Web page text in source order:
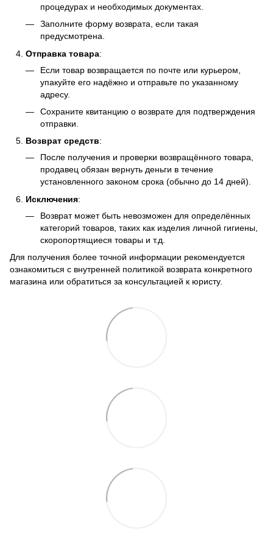
процедурах и необходимых документах.
Заполните форму возврата, если такая
предусмотрена.
Отправка товара:
Если товар возвращается по почте или курьером,
упакуйте его надёжно и отправьте по указанному
адресу.
Сохраните квитанцию о возврате для подтверждения
отправки.
Возврат средств:
После получения и проверки возвращённого товара,
продавец обязан вернуть деньги в течение
установленного законом срока (обычно до 14 дней).
Исключения:
Возврат может быть невозможен для определённых
категорий товаров, таких как изделия личной гигиены,
скоропортящиеся товары и т.д.
Для получения более точной информации рекомендуется
ознакомиться с внутренней политикой возврата конкретного
магазина или обратиться за консультацией к юристу.